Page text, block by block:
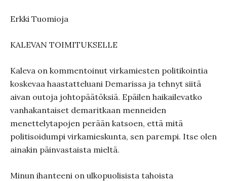
Erkki Tuomioja
KALEVAN TOIMITUKSELLE
Kaleva on kommentoinut virkamiesten politikointia
koskevaa haastatteluani Demarissa ja tehnyt siitä
aivan outoja johtopäätöksiä. Epäilen haikailevatko
vanhakantaiset demaritkaan menneiden
menettelytapojen perään katsoen, että mitä
politisoidumpi virkamieskunta, sen parempi. Itse olen
ainakin päinvastaista mieltä.
Minun ihanteeni on ulkopuolisista tahoista